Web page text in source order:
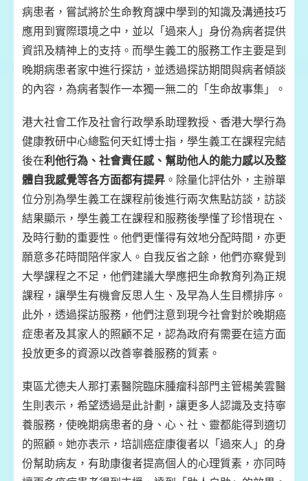
病患者，嘗試將於生命教育課中學到的知識及溝通技巧
應用到實際環境之中，並以「過來人」身份為病者提供
資訊及精神上的支持。而學生義工的服務工作主要是到
晚期病患者家中進行探訪，並透過探訪期間與病者傾談
的內容，為病者製作一本獨一無二的「生命故事集」。
港大社會工作及社會行政學系助理教授、香港大學行為
健康教研中心總監何天虹博士指，學生義工在課程完結
後在利他行為、社會責任感、幫助他人的能力感以及整
體自我感覺等各方面都有提昇 。除量化評估外，主辦單
位分別為學生義工在課程前後進行兩次焦點訪談，訪談
結果顯示，學生義工在課程和服務後學懂了珍惜現在、
及時行動的重要性。他們更懂得有效地分配時間，亦更
願意多花時間陪伴家人。自我反省之餘，他們亦察覺到
大學課程之不足，他們建議大學應把生命教育列為正規
課程，讓學生有機會反思人生、及早為人生目標排序。
此外，透過探訪服務，他們注意到現今社會對於晚期癌
症患者及其家人的照顧不足，認為政府有需要在這方面
投放更多的資源以改善寧養服務的質素。
東區尤德夫人那打素醫院臨床腫瘤科部門主管楊美雲醫
生則表示，希望透過是此計劃，讓更多人認識及支持寧
養服務，使晚期病患者的身、心、社、靈都能得到適切
的照顧。她亦表示，培訓癌症康復者以「過來人」的身
份幫助病友，有助康復者提高個人的心理質素，亦同時